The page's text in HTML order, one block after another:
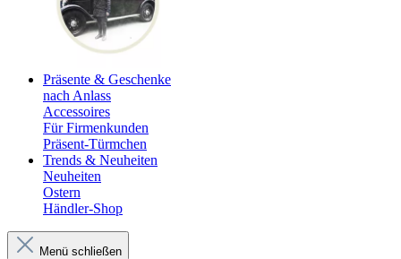
Präsente & Geschenke
nach Anlass
Accessoires
Für Firmenkunden
Präsent-Türmchen
Trends & Neuheiten
Neuheiten
Ostern
Händler-Shop
Menü schließen